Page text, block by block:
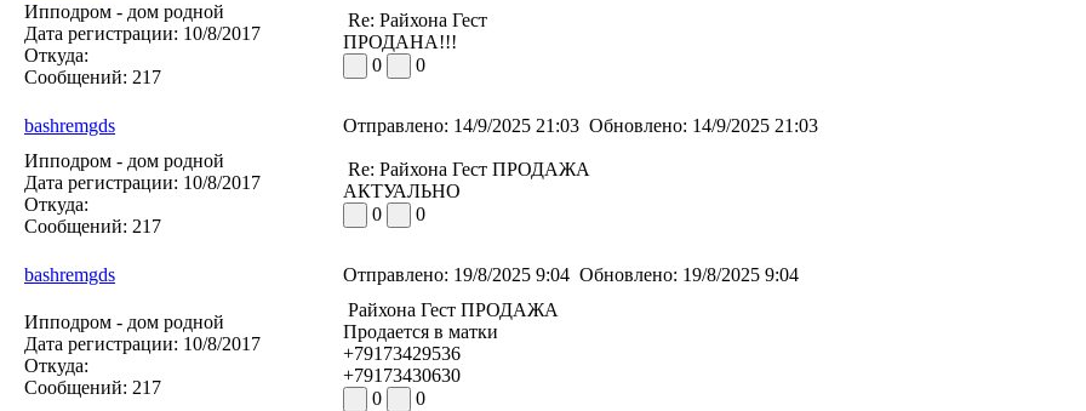
Ипподром - дом родной
Дата регистрации: 10/8/2017
Откуда:
Сообщений: 217
Re: Райхона Гест
ПРОДАНА!!!
0
0
bashremgds Отправлено: 14/9/2025 21:03 Обновлено: 14/9/2025 21:03
Ипподром - дом родной
Дата регистрации: 10/8/2017
Откуда:
Сообщений: 217
Re: Райхона Гест ПРОДАЖА
АКТУАЛЬНО
0
0
bashremgds Отправлено: 19/8/2025 9:04 Обновлено: 19/8/2025 9:04
Ипподром - дом родной
Дата регистрации: 10/8/2017
Откуда:
Сообщений: 217
Райхона Гест ПРОДАЖА
Продается в матки
+79173429536
+79173430630
0
0